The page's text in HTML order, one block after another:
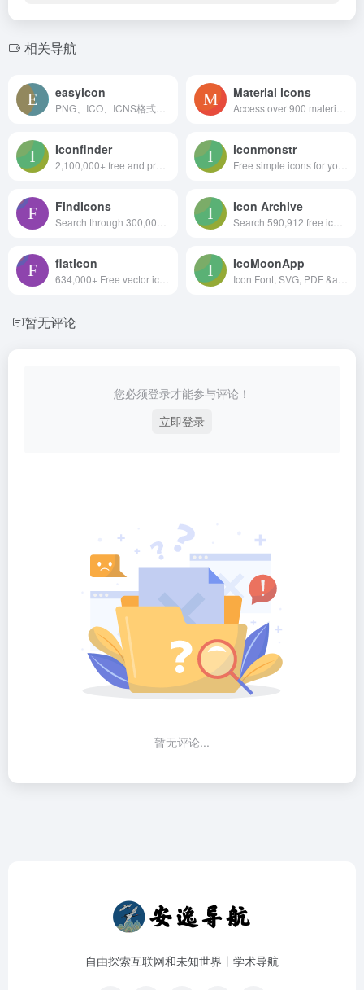
相关导航
easyicon Material icons
Iconfinder iconmonstr
FindIcons Icon Archive
flaticon IcoMoonApp
暂无评论
您必须登录才能参与评论！
立即登录
暂无评论...
自由探索互联网和未知世界丨学术导航